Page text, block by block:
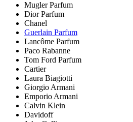
Mugler Parfum
Dior Parfum
Chanel
Guerlain Parfum
Lancôme Parfum
Paco Rabanne
Tom Ford Parfum
Cartier
Laura Biagiotti
Giorgio Armani
Emporio Armani
Calvin Klein
Davidoff